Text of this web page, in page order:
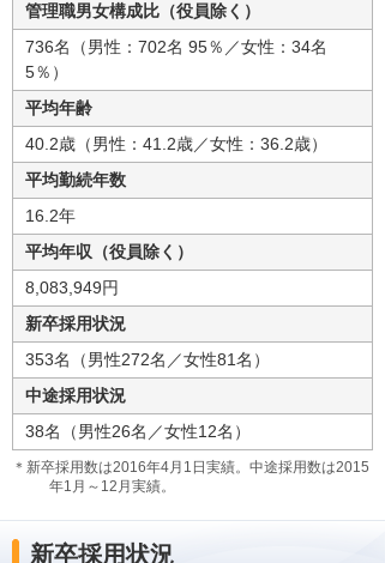
管理職男女構成比（役員除く）
736名（男性：702名 95％／女性：34名
5％）
平均年齢
40.2歳（男性：41.2歳／女性：36.2歳）
平均勤続年数
16.2年
平均年収（役員除く）
8,083,949円
新卒採用状況
353名（男性272名／女性81名）
中途採用状況
38名（男性26名／女性12名）
＊新卒採用数は2016年4月1日実績。中途採用数は2015
年1月～12月実績。
新卒採用状況